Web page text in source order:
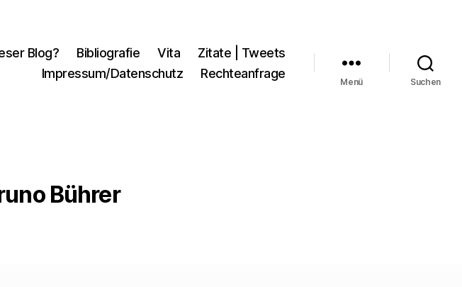
Blog? Bibliografie Vita
Zitate | Tweets
Impressum/Datenschutz
Rechteanfrage
Menü Suchen
Bührer